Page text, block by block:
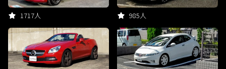
1717人 985人